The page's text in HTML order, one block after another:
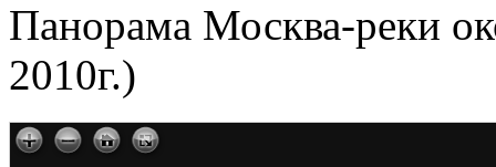
Панорама Москва-реки
2010г.)